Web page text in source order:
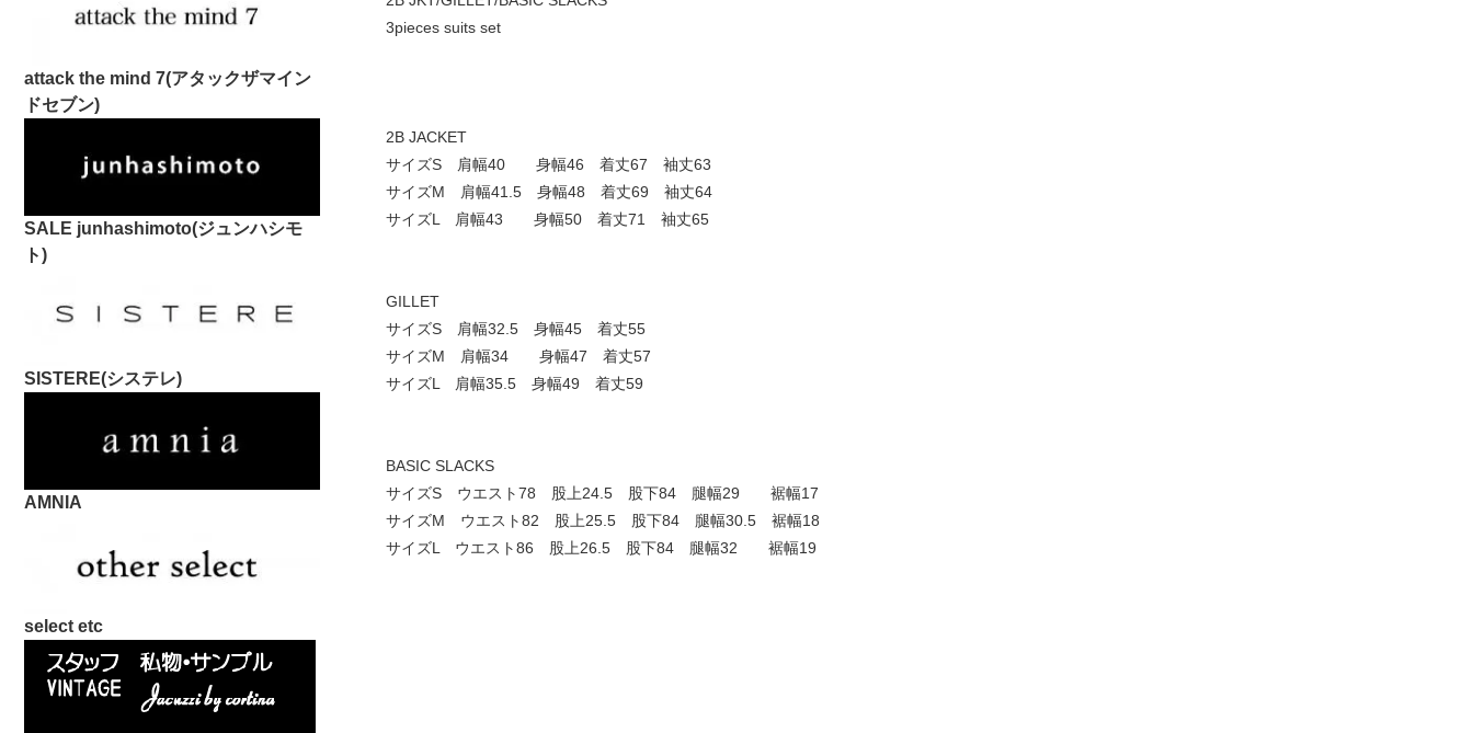
attack the mind 7(アタックザマイン
ドセブン)
SALE junhashimoto(ジュンハシモ
ト)
SISTERE(システレ)
AMNIA
select etc
3pieces suits set
2B JACKET
サイズS 肩幅40 身幅46 着丈67 袖丈63
サイズM 肩幅41.5 身幅48 着丈69 袖丈64
サイズL 肩幅43 身幅50 着丈71 袖丈65
GILLET
サイズS 肩幅32.5 身幅45 着丈55
サイズM 肩幅34 身幅47 着丈57
サイズL 肩幅35.5 身幅49 着丈59
BASIC SLACKS
サイズS ウエスト78 股上24.5 股下84 腿幅29 裾幅17
サイズM ウエスト82 股上25.5 股下84 腿幅30.5 裾幅18
サイズL ウエスト86 股上26.5 股下84 腿幅32 裾幅19